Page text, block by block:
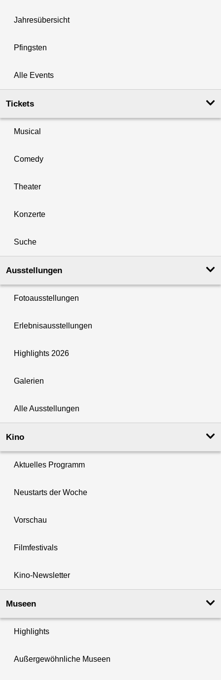
Jahresübersicht
Pfingsten
Alle Events
Tickets
Musical
Comedy
Theater
Konzerte
Suche
Ausstellungen
Fotoausstellungen
Erlebnisausstellungen
Highlights 2026
Galerien
Alle Ausstellungen
Kino
Aktuelles Programm
Neustarts der Woche
Vorschau
Filmfestivals
Kino-Newsletter
Museen
Highlights
Außergewöhnliche Museen